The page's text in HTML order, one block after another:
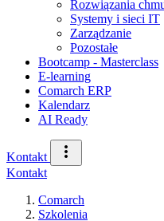
Rozwiązania
Systemy i sieci IT
Zarządzanie
Pozostałe
Bootcamp - Masterclass
E-learning
Comarch ERP
Kalendarz
AI Ready
Kontakt
Kontakt
Comarch
Szkolenia